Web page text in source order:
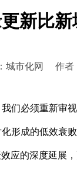
新比
城市化网 作
们必须重新
形成的低效衰
应的深度延展